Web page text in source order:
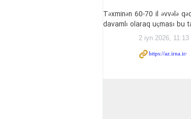
Təxminən 60-70 il əvvələ
davamlı olaraq uçması bu
2 iyn 2026, 11:13